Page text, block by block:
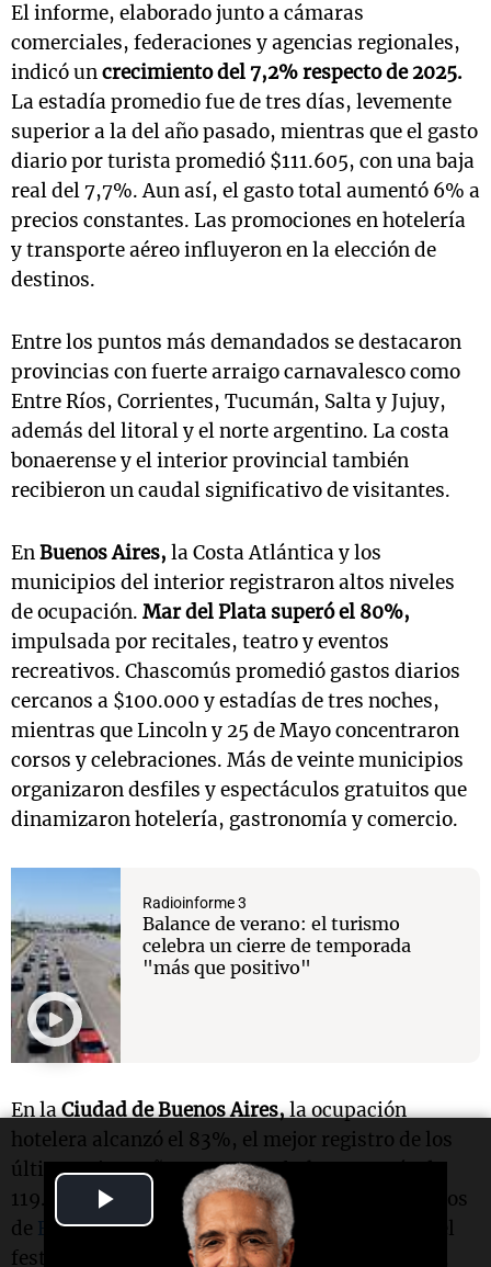
Play
Video
El informe, elaborado junto a cámaras
comerciales, federaciones y agencias regionales,
indicó uncrecimiento del 7,2% respecto de 2025.
La estadía promedio fue de tres días, levemente
superior a la del año pasado, mientras que el gasto
diario por turista promedió $111.605, con una baja
real del 7,7%. Aun así, el gasto total aumentó 6% a
precios constantes. Las promociones en hotelería
y transporte aéreo influyeron en la elección de
destinos.
Entre los puntos más demandados se destacaron
provincias con fuerte arraigo carnavalesco como
Entre Ríos, Corrientes, Tucumán, Salta y Jujuy,
además del litoral y el norte argentino. La costa
bonaerense y el interior provincial también
recibieron un caudal significativo de visitantes.
EnBuenos Aires, la Costa Atlántica y los
municipios del interior registraron altos niveles
de ocupación. Mar del Plata superó el 80%,
impulsada por recitales, teatro y eventos
recreativos. Chascomús promedió gastos diarios
cercanos a $100.000 y estadías de tres noches,
mientras que Lincoln y 25 de Mayo concentraron
corsos y celebraciones. Más de veinte municipios
organizaron desfiles y espectáculos gratuitos que
dinamizaron hotelería, gastronomía y comercio.
Radioinforme 3
Balance de verano: el turismo
celebra un cierre de temporada
"más que positivo"
En laCiudad de Buenos Aires,la ocupación
hotelera alcanzó el 83%, el mejor registro de los
últimos cinco años para esta fecha, con más de
119.000 visitantes. La agenda combinó conciertos
de Bad Bunnyen el Estadio Más Monumental, el
festival Ultra Buenos Aires y el Argentina Open,